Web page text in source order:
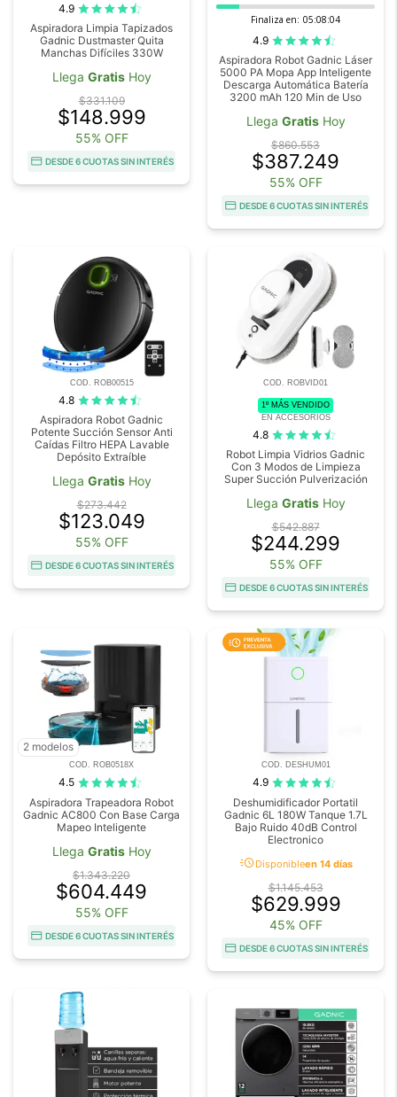
4.9
Aspiradora Limpia Tapizados
Gadnic Dustmaster Quita
Manchas Difíciles 330W
Llega GratisHoy
$331.109
$148.999
55% OFF
DESDE 6 CUOTAS SIN INTERÉS
Finaliza en: 05:08:03
4.9
Aspiradora Robot Gadnic Láser
5000 PA Mopa App Inteligente
Descarga Automática Batería
3200 mAh 120 Min de Uso
Llega GratisHoy
$860.553
$387.249
55% OFF
DESDE 6 CUOTAS SIN INTERÉS
COD. ROB00515
4.8
Aspiradora Robot Gadnic
Potente Succión Sensor Anti
Caídas Filtro HEPA Lavable
Depósito Extraíble
Llega GratisHoy
$273.442
$123.049
55% OFF
DESDE 6 CUOTAS SIN INTERÉS
COD. ROBVID01
1º MÁS VENDIDO
EN ACCESORIOS
4.8
Robot Limpia Vidrios Gadnic
Con 3 Modos de Limpieza
Super Succión Pulverización
Llega GratisHoy
$542.887
$244.299
55% OFF
DESDE 6 CUOTAS SIN INTERÉS
2 modelos
COD. ROB0518X
4.5
Aspiradora Trapeadora Robot
Gadnic AC800 Con Base Carga
Mapeo Inteligente
Llega GratisHoy
$1.343.220
$604.449
55% OFF
DESDE 6 CUOTAS SIN INTERÉS
COD. DESHUM01
4.9
Deshumidificador Portatil
Gadnic 6L 180W Tanque 1.7L
Bajo Ruido 40dB Control
Electronico
acuteDisponibleen 14 días
$1.145.453
$629.999
45% OFF
DESDE 6 CUOTAS SIN INTERÉS